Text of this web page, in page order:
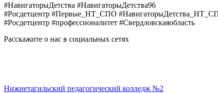
#НавигаторыДетства #НавигаторыДетства96
#Росдетцентр #Первые_НТ_СПО
#Росдетцентр #профессионалитет #Свердловскаяобласть
Расскажите о нас в социальных сетях
Нижнетагильский педагогический колледж №2